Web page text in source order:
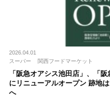
2026.04.01
スーパー
関西フードマーケット
「阪急オアシス池田店」、「
にリニューアルオープン 跡地
へ